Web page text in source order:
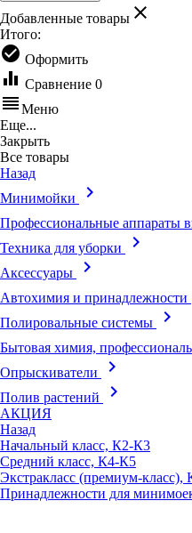
Добавленные товары clear
Итого:
check_circle Оформить
equalizer Сравнение 0
reorderМеню
Еще...
Закрыть
Все товары
Назад
Минимойки
keyboard_arrow_right
Профессиональные аппараты
Техника для уборки keyboard_arrow_right
Аксессуары keyboard_arrow_right
Автохимия и принадлежности
Полировальные системы keyboard_arrow_right
Бытовая химия,
Опрыскиватели keyboard_arrow_right
Полив растений keyboard_arrow_right
АКЦИЯ
Назад
Начальный класс, К2-К3
Средний класс, К4-К5
Экстракласс (премиум-класс),
Принадлежности для